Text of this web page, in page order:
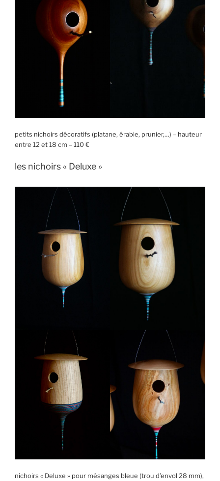
petits nichoirs décoratifs (platane, érable, prunier,…) – hauteur
entre 12 et 18 cm – 110 €
les nichoirs « Deluxe »
nichoirs « Deluxe » pour mésanges bleue (trou d’envol 28 mm),